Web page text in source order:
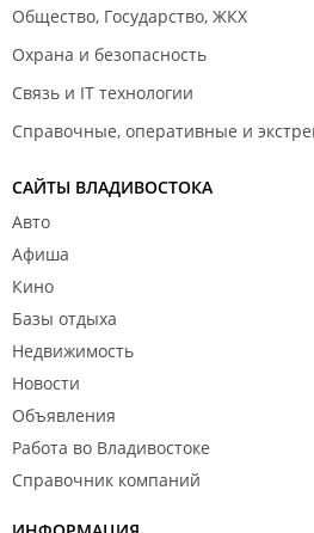
Общество, Государство, ЖКХ
Охрана и безопасность
Связь и IT технологии
Справочные, оперативные и
САЙТЫ ВЛАДИВОСТОКА
Авто
Афиша
Кино
Базы отдыха
Недвижимость
Новости
Объявления
Работа во Владивостоке
Справочник компаний